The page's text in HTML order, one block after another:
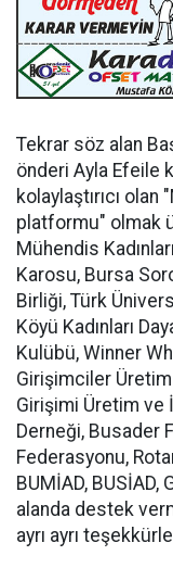
Tekrar söz alan
önderi Ayla Efeile
kolaylaştırıcı
platformu" olmak
Mühendis
Karosu, Bursa
Birliği, Türk
Köyü Kadınları
Kulübü, Winner
Girişimciler
Girişimi Üretim
Derneği, Busader
Federasyonu,
BUMİAD, BUSİAD,
alanda destek
ayrı ayrı